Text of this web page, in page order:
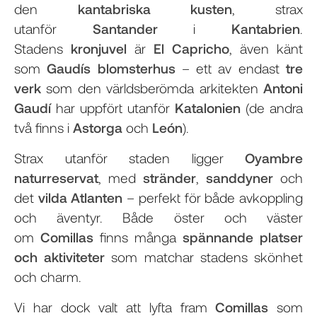
den kantabriska kusten, strax
utanför Santanderi Kantabrien.
Stadens kronjuvel är El Capricho, även känt
somGaudís blomsterhus– ett av endasttre
verk som den världsberömda arkitekten Antoni
Gaudíhar uppfört utanför Katalonien (de andra
två finns i Astorga och León).
Strax utanför staden ligger Oyambre
naturreservat, med stränder, sanddyner och
det vilda Atlanten – perfekt för både avkoppling
och äventyr. Både öster och väster
om Comillas finns många spännande platser
och aktiviteter som matchar stadens skönhet
och charm.
Vi har dock valt att lyfta framComillas som